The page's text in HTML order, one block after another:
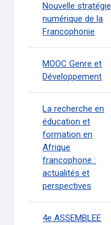
Nouvelle stratégie
numérique de la
Francophonie
MOOC Genre et
Développement
La recherche en
éducation et
formation en
Afrique
francophone :
actualités et
perspectives
4e ASSEMBLEE